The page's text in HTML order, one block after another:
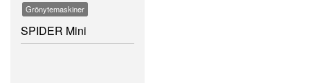
Grönytemaskiner
SPIDER Mini